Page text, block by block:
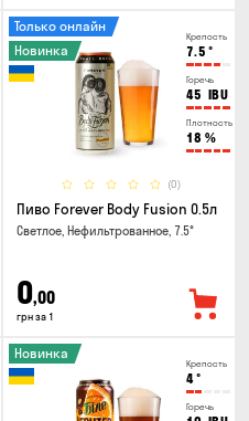
Крепость
7.5 °
Горечь
45 IBU
Плотность
18 %
(0)
Только онлайн
Новинка
Пиво Forever Body Fusion 0.5л
Светлое, Нефильтрованное, 7.5°
0,00
грн за 1
Крепость
4°
Горечь
Новинка